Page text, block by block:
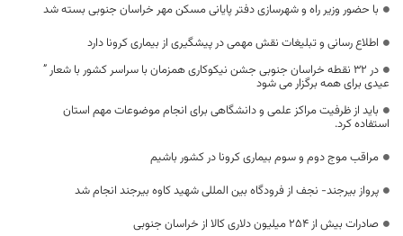
با حضور وزیر راه و شهرسازی دفتر پایانی مسکن مهر خراسان جنوبی بسته شد
اطلاع رسانی و تبلیغات نقش مهمی در پیشگیری از بیماری کرونا دارد
در ۳۲ نقطه خراسان جنوبی جشن نیکوکاری همزمان با سراسر کشور با شعار ”
عیدی برای همه برگزار می شود
باید از ظرفیت مراکز علمی و دانشگاهی برای انجام موضوعات مهم استان
استفاده کرد.
مراقب موج دوم و سوم بیماری کرونا در کشور باشیم
پرواز بیرجند- نجف از فرودگاه بین المللی شهید کاوه بیرجند انجام شد
صادرات بیش از 254 میلیون دلاری کالا از خراسان جنوبی